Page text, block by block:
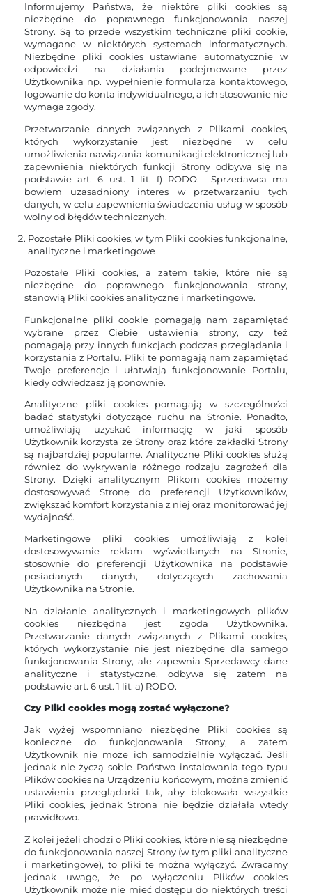
Informujemy Państwa, że niektóre pliki cookies są
niezbędne do poprawnego funkcjonowania naszej
Strony. Są to przede wszystkim techniczne pliki cookie,
wymagane w niektórych systemach informatycznych.
Niezbędne pliki cookies ustawiane automatycznie w
odpowiedzi na działania podejmowane przez
Użytkownika np. wypełnienie formularza kontaktowego,
logowanie do konta indywidualnego, a ich stosowanie nie
wymaga zgody.
Przetwarzanie danych związanych z Plikami cookies,
których wykorzystanie jest niezbędne w celu
umożliwienia nawiązania komunikacji elektronicznej lub
zapewnienia niektórych funkcji Strony odbywa się na
podstawie art. 6 ust. 1 lit. f) RODO. Sprzedawca ma
bowiem uzasadniony interes w przetwarzaniu tych
danych, w celu zapewnienia świadczenia usług w sposób
wolny od błędów technicznych.
Pozostałe Pliki cookies, w tym Pliki cookies funkcjonalne,
analityczne i marketingowe
Pozostałe Pliki cookies, a zatem takie, które nie są
niezbędne do poprawnego funkcjonowania strony,
stanowią Pliki cookies analityczne i marketingowe.
Funkcjonalne pliki cookie pomagają nam zapamiętać
wybrane przez Ciebie ustawienia strony, czy też
pomagają przy innych funkcjach podczas przeglądania i
korzystania z Portalu. Pliki te pomagają nam zapamiętać
Twoje preferencje i ułatwiają funkcjonowanie Portalu,
kiedy odwiedzasz ją ponownie.
Analityczne pliki cookies pomagają w szczególności
badać statystyki dotyczące ruchu na Stronie. Ponadto,
umożliwiają uzyskać informację w jaki sposób
Użytkownik korzysta ze Strony oraz które zakładki Strony
są najbardziej popularne. Analityczne Pliki cookies służą
również do wykrywania różnego rodzaju zagrożeń dla
Strony. Dzięki analitycznym Plikom cookies możemy
dostosowywać Stronę do preferencji Użytkowników,
zwiększać komfort korzystania z niej oraz monitorować jej
wydajność.
Marketingowe pliki cookies umożliwiają z kolei
dostosowywanie reklam wyświetlanych na Stronie,
stosownie do preferencji Użytkownika na podstawie
posiadanych danych, dotyczących zachowania
Użytkownika na Stronie.
Na działanie analitycznych i marketingowych plików
cookies niezbędna jest zgoda Użytkownika.
Przetwarzanie danych związanych z Plikami cookies,
których wykorzystanie nie jest niezbędne dla samego
funkcjonowania Strony, ale zapewnia Sprzedawcy dane
analityczne i statystyczne, odbywa się zatem na
podstawie art. 6 ust. 1 lit. a) RODO.
Czy Pliki cookies mogą zostać wyłączone?
Jak wyżej wspomniano niezbędne Pliki cookies są
konieczne do funkcjonowania Strony, a zatem
Użytkownik nie może ich samodzielnie wyłączać. Jeśli
jednak nie życzą sobie Państwo instalowania tego typu
Plików cookies na Urządzeniu końcowym, można zmienić
ustawienia przeglądarki tak, aby blokowała wszystkie
Pliki cookies, jednak Strona nie będzie działała wtedy
prawidłowo.
Z kolei jeżeli chodzi o Pliki cookies, które nie są niezbędne
do funkcjonowania naszej Strony (w tym pliki analityczne
i marketingowe), to pliki te można wyłączyć. Zwracamy
jednak uwagę, że po wyłączeniu Plików cookies
Użytkownik może nie mieć dostępu do niektórych treści